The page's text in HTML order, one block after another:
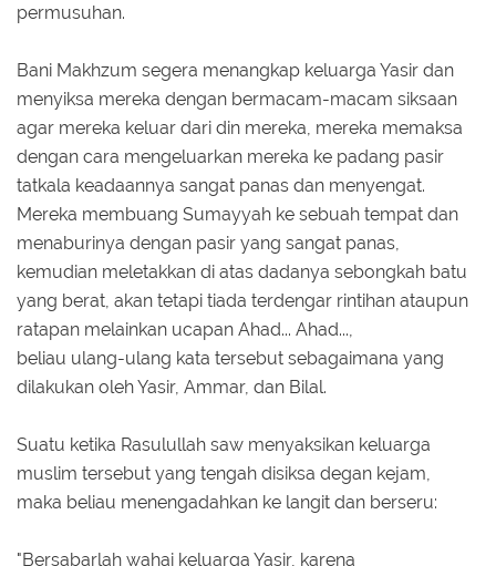
permusuhan.
Bani Makhzum segera menangkap keluarga Yasir dan
menyiksa mereka dengan bermacam-macam siksaan
agar mereka keluar dari din mereka, mereka memaksa
dengan cara mengeluarkan mereka ke padang pasir
tatkala keadaannya sangat panas dan menyengat.
Mereka membuang Sumayyah ke sebuah tempat dan
menaburinya dengan pasir yang sangat panas,
kemudian meletakkan di atas dadanya sebongkah batu
yang berat, akan tetapi tiada terdengar rintihan ataupun
ratapan melainkan ucapan Ahad... Ahad...,
beliau ulang-ulang kata tersebut sebagaimana yang
dilakukan oleh Yasir, Ammar, dan Bilal.
Suatu ketika Rasulullah saw menyaksikan keluarga
muslim tersebut yang tengah disiksa degan kejam,
maka beliau menengadahkan ke langit dan berseru:
"Bersabarlah wahai keluarga Yasir, karena